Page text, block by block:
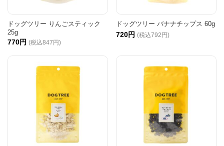
ドッグツリー りんごスティック
25g
770円 (税込847円)
ドッグツリー バナナチップス 60g
720円 (税込792円)